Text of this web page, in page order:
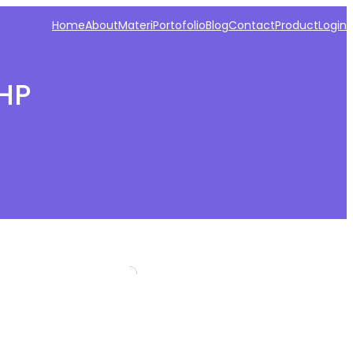
HomeAboutMateriPortofolioBlogContactProductLogin